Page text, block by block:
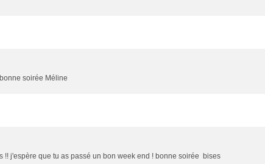
soirée Méline
!! j'espère que tu as passé un bon week end ! bonne soirée bises